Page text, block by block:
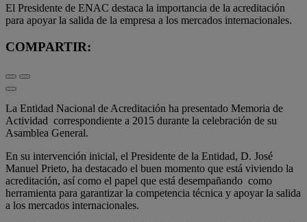
El Presidente de ENAC destaca la importancia de la acreditación
para apoyar la salida de la empresa a los mercados internacionales.
COMPARTIR:
La Entidad Nacional de Acreditación ha presentado Memoria de
Actividad correspondiente a 2015 durante la celebración de su
Asamblea General.
En su intervención inicial, el Presidente de la Entidad, D. José
Manuel Prieto, ha destacado el buen momento que está viviendo la
acreditación, así como el papel que está desempañando como
herramienta para garantizar la competencia técnica y apoyar la salida
a los mercados internacionales.